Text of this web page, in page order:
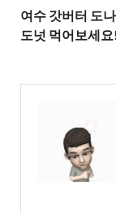
여수 갓버터 도
도넛 먹어보세요!